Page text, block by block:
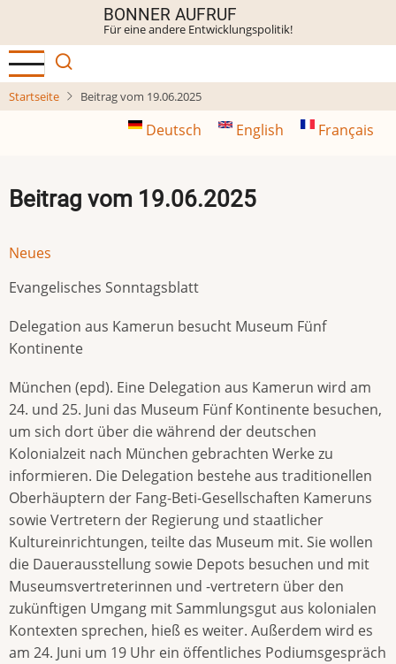
Inhalt
BONNER AUFRUF
Für eine andere Entwicklungspolitik!
Startseite Beitrag vom 19.06.2025
Deutsch English Français
Beitrag vom 19.06.2025
Neues
Evangelisches Sonntagsblatt
Delegation aus Kamerun besucht Museum Fünf
Kontinente
München (epd). Eine Delegation aus Kamerun wird am
24. und 25. Juni das Museum Fünf Kontinente besuchen,
um sich dort über die während der deutschen
Kolonialzeit nach München gebrachten Werke zu
informieren. Die Delegation bestehe aus traditionellen
Oberhäuptern der Fang-Beti-Gesellschaften Kameruns
sowie Vertretern der Regierung und staatlicher
Kultureinrichtungen, teilte das Museum mit. Sie wollen
die Dauerausstellung sowie Depots besuchen und mit
Museumsvertreterinnen und -vertretern über den
zukünftigen Umgang mit Sammlungsgut aus kolonialen
Kontexten sprechen, hieß es weiter. Außerdem wird es
am 24. Juni um 19 Uhr ein öffentliches Podiumsgespräch